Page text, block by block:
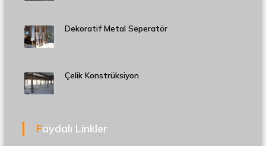
Dekoratif Metal Seperatör
Çelik Konstrüksiyon
Faydalı Linkler